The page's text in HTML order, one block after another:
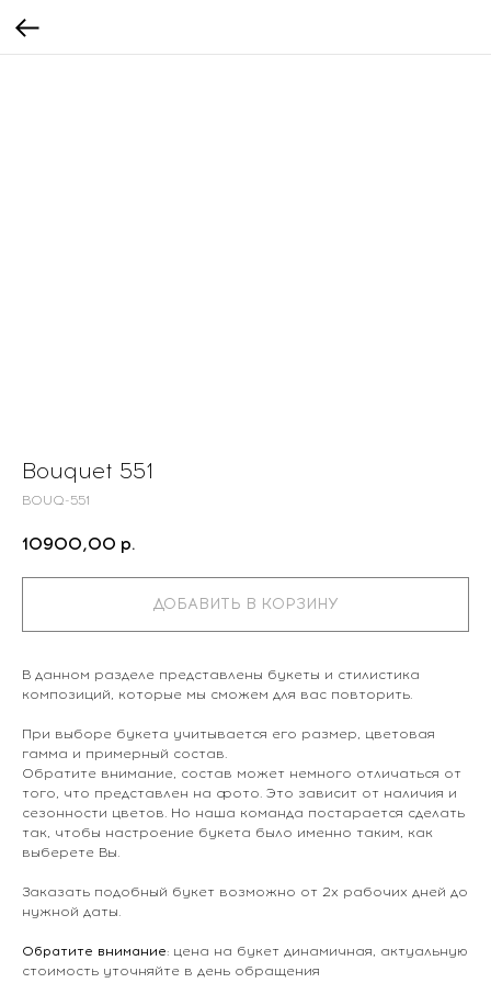
Bouquet 551
BOUQ-551
10900,00 р.
ДОБАВИТЬ В КОРЗИНУ
В данном разделе представлены букеты и стилистика
композиций, которые мы сможем для вас повторить.
При выборе букета учитывается его размер, цветовая
гамма и примерный состав.
Обратите внимание, состав может немного отличаться от
того, что представлен на фото. Это зависит от наличия и
сезонности цветов. Но наша команда постарается сделать
так, чтобы настроение букета было именно таким, как
выберете Вы.
Заказать подобный букет возможно от 2х рабочих дней до
нужной даты.
Обратите внимание: цена на букет динамичная, актуальную
стоимость уточняйте в день обращения